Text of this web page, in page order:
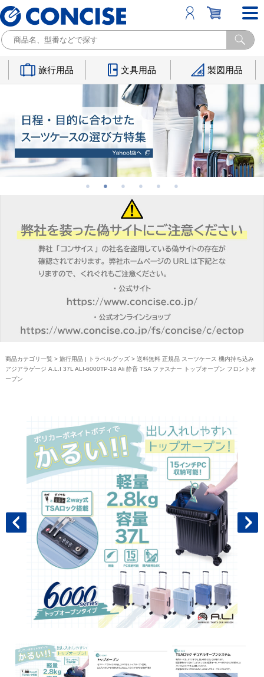
旅行用品 文具用品 製図用品
商品カテゴリ一覧 > 旅行用品 | トラベルグッズ> 送料無料 正規品 スーツケース 機内持ち込み
アジアラゲージ A.L.I 37L ALI-6000TP-18 Ali 静音 TSA ファスナー トップオープン フロントオ
ープン